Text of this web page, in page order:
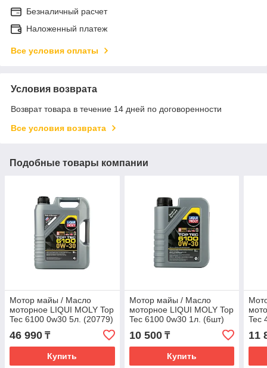
Безналичный расчет
Наложенный платеж
Все условия оплаты
Условия возврата
Возврат товара в течение 14 дней по договоренности
Все условия возврата
Подобные товары компании
Мотор майы / Масло
моторное LIQUI MOLY Top
Tec 6100 0w30 5л. (20779)
46 990 ₸
Купить
Мотор майы / Масло
моторное LIQUI MOLY Top
Tec 6100 0w30 1л. (6шт)
10 500₸
Купить
Tec
11